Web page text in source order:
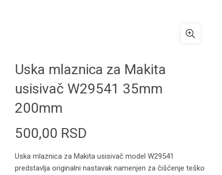
Uska mlaznica za Makita
usisivač W29541 35mm
200mm
500,00 RSD
Uska mlaznica za Makita usisivač model W29541
predstavlja originalni nastavak namenjen za čišćenje teško